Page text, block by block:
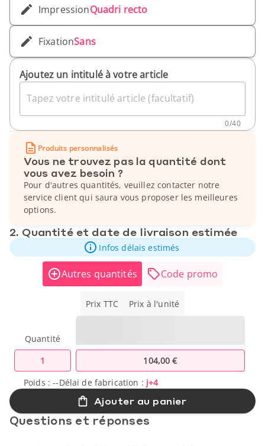
ImpressionQuadri recto
FixationSans
Ajoutez un intitulé à votre article
Tapez votre intitulé article (facultatif)
0/40
Produits personnalisés
Vous ne trouvez pas la quantité dont
vous avez besoin ?
Pour d'autres quantités, veuillez contacter notre
service client qui saura vous proposer les meilleures
options.
2. Quantité et date de livraison estimée
Infos délais estimés
Autres quantités Code promo
Prix TTC Prix à l'unité
Quantité
1
104,00 €
Poids :--Délai de fabrication : j+4
Ajouter au panier
Questions et réponses